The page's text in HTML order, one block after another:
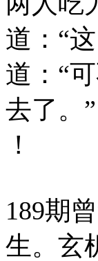
道：“
道：“
去了。”
！
189期
生。玄